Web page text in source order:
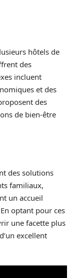
hôtels de
des
incluent
et des
des
de bien-être
des solutions
familiaux,
un accueil
optant pour ces
une facette plus
excellent